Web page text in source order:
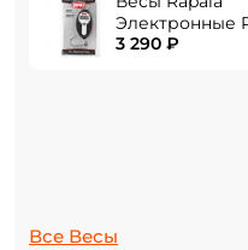
Электронные
3 290 ₽
Все Весы
Создать аккаунт